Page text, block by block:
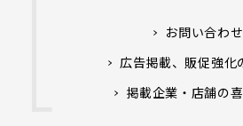
お問い合わせ
広告掲載、販促強化
掲載企業・店舗の